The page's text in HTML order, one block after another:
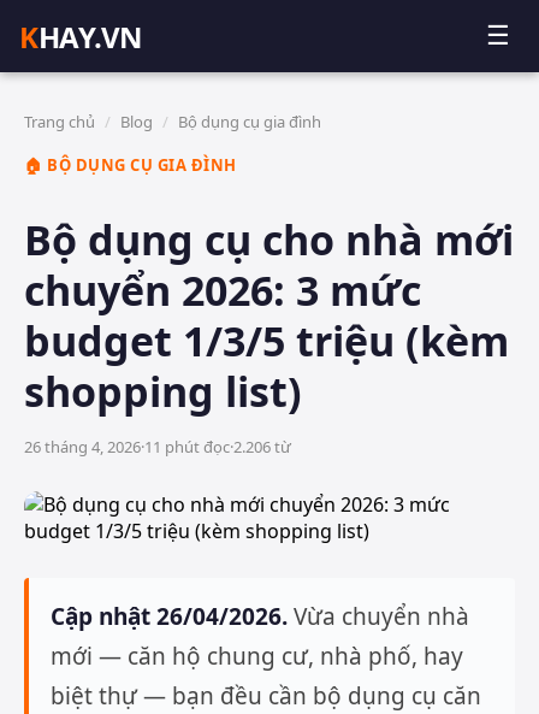
KHAY.VN ☰
Trang chủ / Blog / Bộ dụng cụ gia đình
🏠 BỘ DỤNG CỤ GIA ĐÌNH
Bộ dụng cụ cho nhà mới
chuyển 2026: 3 mức
budget 1/3/5 triệu (kèm
shopping list)
26 tháng 4, 2026·11 phút đọc·2.206từ
Cập nhật 26/04/2026.Vừa chuyển nhà
mới — căn hộ chung cư, nhà phố, hay
biệt thự — bạn đều cần bộ dụng cụ căn